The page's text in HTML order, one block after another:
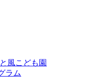
風こども園